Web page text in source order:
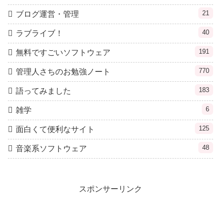
ブログ運営・管理 21
ラブライブ！ 40
無料ですごいソフトウェア 191
管理人さちのお勉強ノート 770
語ってみました 183
雑学 6
面白くて便利なサイト 125
音楽系ソフトウェア 48
スポンサーリンク